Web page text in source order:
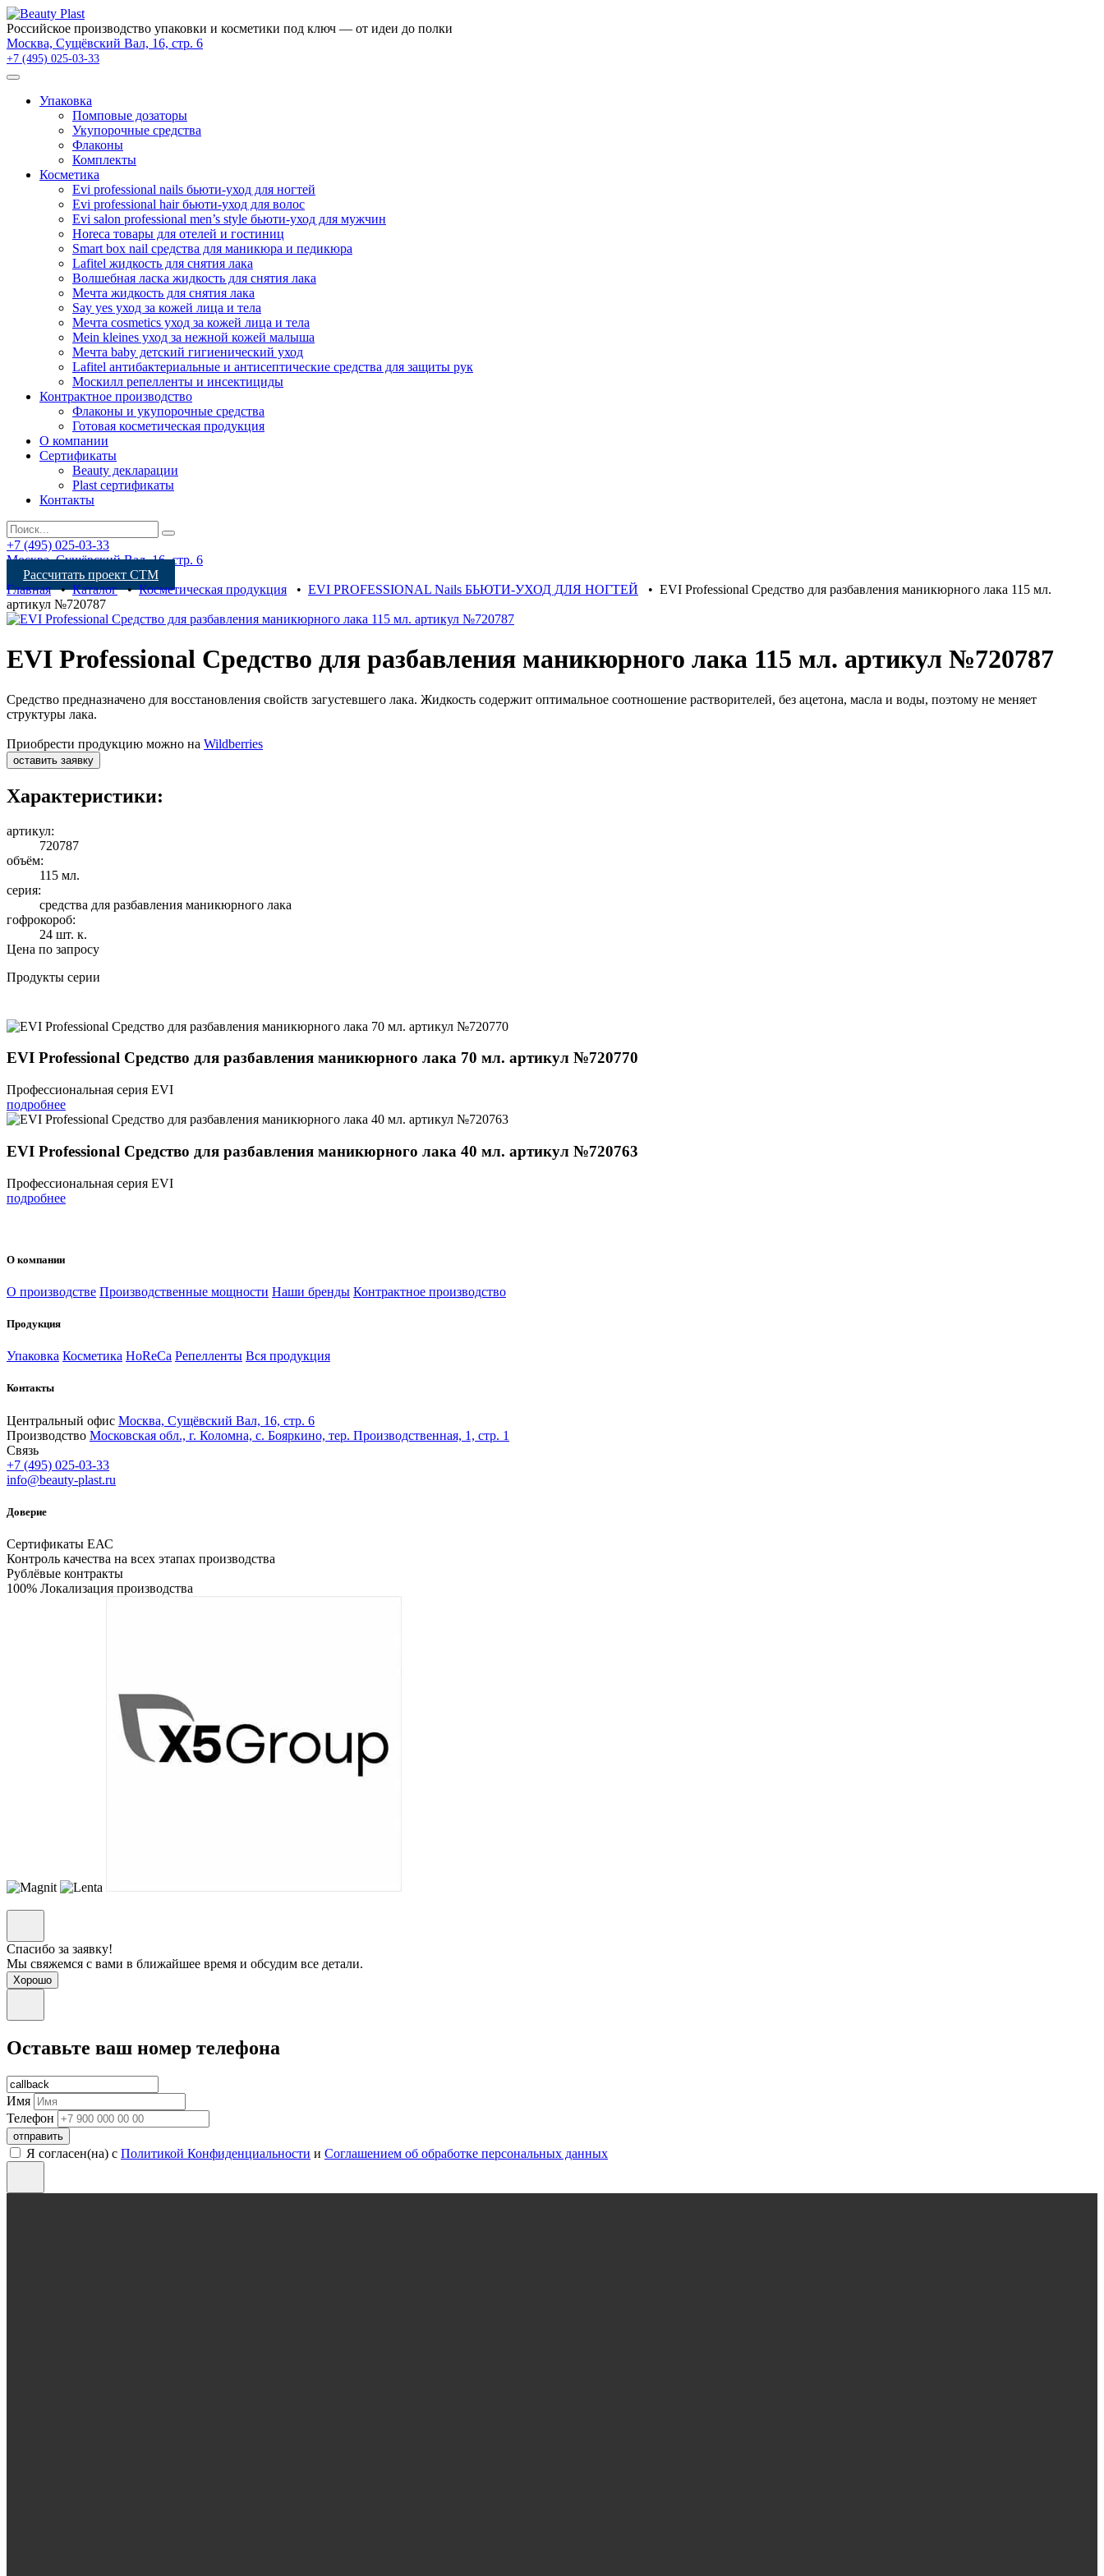
Российское производство упаковки и косметики под ключ — от идеи до полки
Москва, Сущёвский Вал, 16, стр. 6
+7 (495) 025-03-33
Упаковка
Помповые дозаторы
Укупорочные средства
Флаконы
Комплекты
Косметика
Evi professional nails бьюти-уход для ногтей
Evi professional hair бьюти-уход для волос
Evi salon professional men’s style бьюти-уход для мужчин
Horeca товары для отелей и гостиниц
Smart box nail средства для маникюра и педикюра
Lafitel жидкость для снятия лака
Волшебная ласка жидкость для снятия лака
Мечта жидкость для снятия лака
Say yes уход за кожей лица и тела
Мечта cosmetics уход за кожей лица и тела
Mein kleines уход за нежной кожей малыша
Мечта baby детский гигиенический уход
Lafitel антибактериальные и антисептические средства для защиты рук
Москилл репелленты и инсектициды
Контрактное производство
Флаконы и укупорочные средства
Готовая косметическая продукция
О компании
Сертификаты
Beauty декларации
Plast сертификаты
Контакты
+7 (495) 025-03-33
Москва, Сущёвский Вал, 16, стр. 6
Рассчитать проект СТМ
Главная•Каталог•Косметическая продукция • EVI PROFESSIONAL Nails БЬЮТИ-УХОД ДЛЯ НОГТЕЙ • EVI Professional Средство для разбавления маникюрного лака 115 мл.
артикул №720787
EVI Professional Средство для разбавления маникюрного лака 115 мл. артикул №720787
Средство предназначено для восстановления свойств загустевшего лака. Жидкость содержит оптимальное соотношение растворителей, без ацетона, масла и воды, поэтому не меняет
структуры лака.
Приобрести продукцию можно на Wildberries
оставить заявку
Характеристики:
артикул:
720787
объём:
115 мл.
серия:
средства для разбавления маникюрного лака
гофрокороб:
24 шт. к.
Цена по запросу
Продукты серии
EVI Professional Средство для разбавления маникюрного лака 70 мл. артикул №720770
Профессиональная серия EVI
подробнее
EVI Professional Средство для разбавления маникюрного лака 40 мл. артикул №720763
Профессиональная серия EVI
подробнее
О компании
О производстве Производственные мощности Наши бренды Контрактное производство
Продукция
Упаковка Косметика HoReCa Репелленты Вся продукция
Контакты
Центральный офис Москва, Сущёвский Вал, 16, стр. 6
Производство Московская обл., г. Коломна, с. Бояркино, тер. Производственная, 1, стр. 1
Связь
+7 (495) 025-03-33
info@beauty-plast.ru
Доверие
Сертификаты ЕАС
Контроль качества на всех этапах производства
Рублёвые контракты
100% Локализация производства
Спасибо за заявку!
Мы свяжемся с вами в ближайшее время и обсудим все детали.
Хорошо
Оставьте ваш номер телефона
Имя
Телефон
отправить
Я согласен(на) с Политикой Конфиденциальности и Соглашением об обработке персональных данных